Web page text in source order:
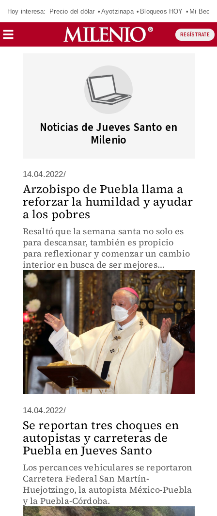
Hoy interesa: Precio del dólar Ayotzinapa Bloqueos HOY Mi Beca
REGÍSTRATE
Noticias de Jueves Santo en
Milenio
14.04.2022/
Arzobispo de Puebla llama a
reforzar la humildad y ayudar
a los pobres
Resaltó que la semana santa no solo es
para descansar, también es propicio
para reflexionar y comenzar un cambio
interior en busca de ser mejores
personas.
14.04.2022/
Se reportan tres choques en
autopistas y carreteras de
Puebla en Jueves Santo
Los percances vehiculares se reportaron
Carretera Federal San Martín-
Huejotzingo, la autopista México-Puebla
y la Puebla-Córdoba.